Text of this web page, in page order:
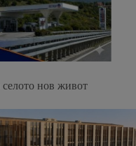
нов живот